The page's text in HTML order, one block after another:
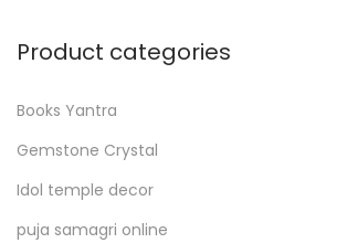
r
h
r
:
Product categories
Books Yantra
Gemstone Crystal
Idol temple decor
puja samagri online